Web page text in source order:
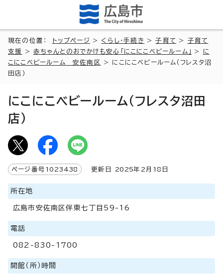
現在の位置： トップページ > くらし・手続き >子育て > 子育て
支援
>赤ちゃんとのおでかけも安心「にこにこベビールーム」 >
に
こにこベビールーム 安佐南区
> にこにこベビールーム（フレスタ沼
田店）
にこにこベビールーム（フレスタ沼田
店）
ページ番号 1023438 更新日 2025年2月 18 日
所在地
広島市安佐南区伴東七丁目59-16
電話
082-830-1700
開館（所）時間